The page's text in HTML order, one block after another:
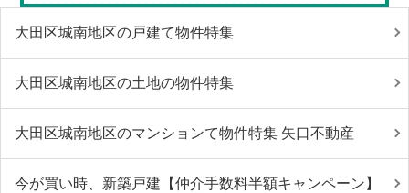
大田区城南地区の戸建て物件特集
大田区城南地区の土地の物件特集
大田区城南地区のマンションて物件特集 矢口不動産
今が買い時、新築戸建【仲介手数料半額キャンペーン】